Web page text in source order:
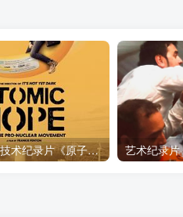
自然，工艺技术纪录片《原子能的希望 Atomic Hope – Inside the Pro-Nuclear Movement》下载